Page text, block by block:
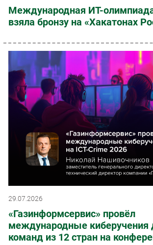
Международная ИТ-
взяла бронзу на «Хакатонах
29.07.2026
«Газинформсервис» провёл
международные киберучения
команд из 12 стран на